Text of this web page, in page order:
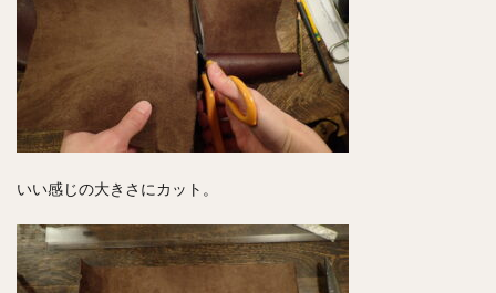
いい感じの大きさにカット。